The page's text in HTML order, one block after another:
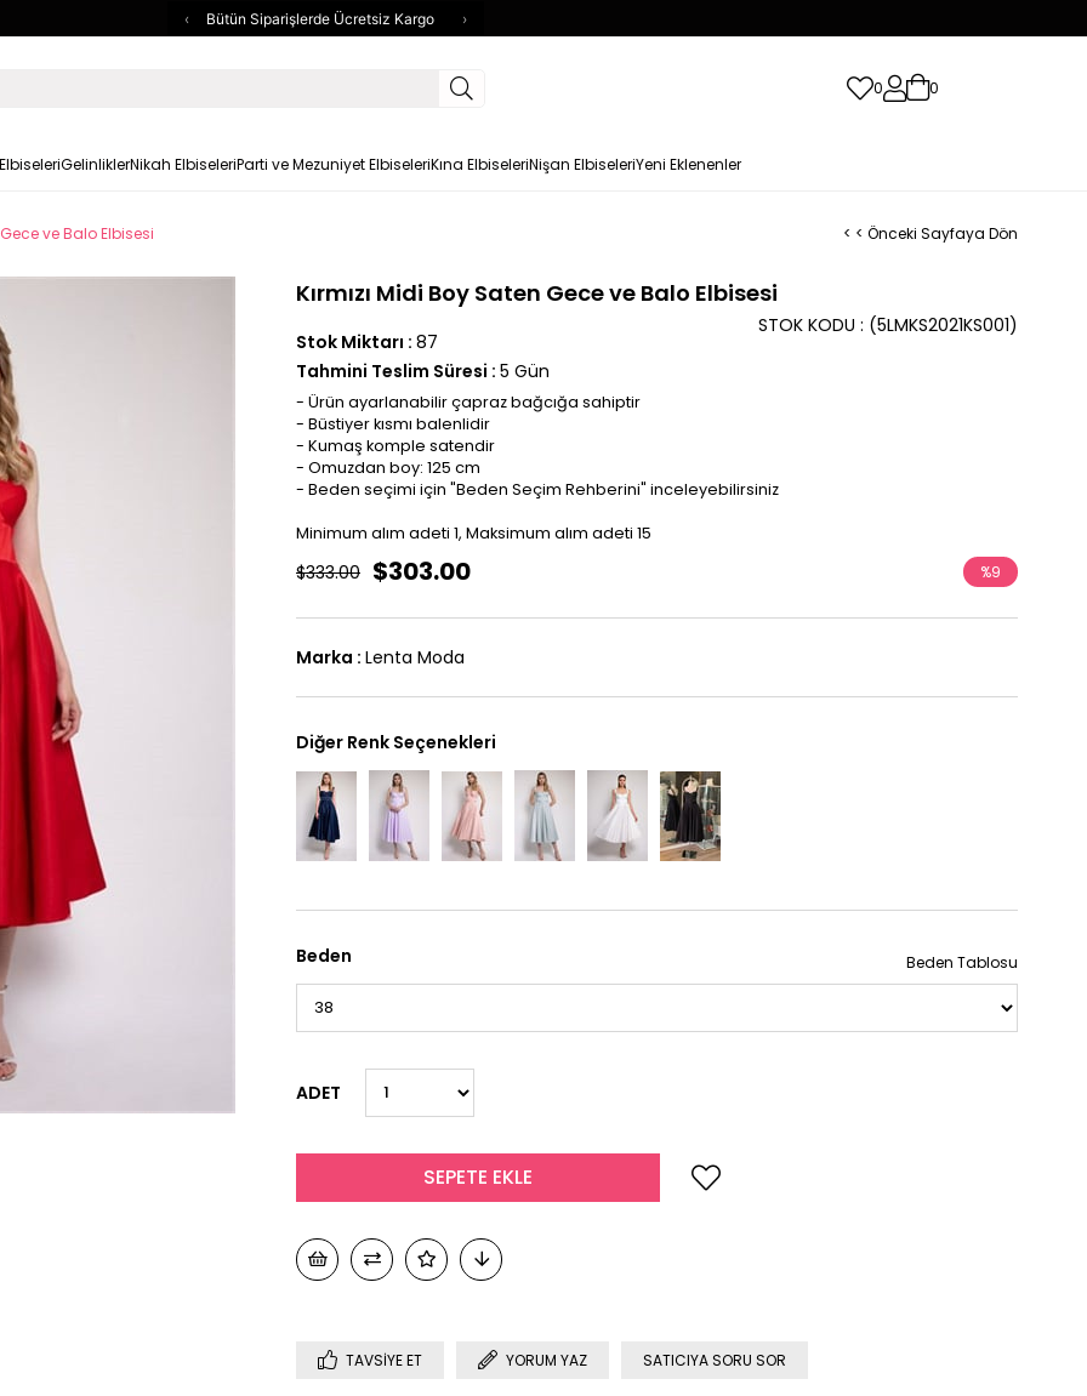
‹ Bütün Siparişlerde Ücretsiz Kargo ›
0 0
GelinliklerNikah ElbiseleriParti ve Mezuniyet ElbiseleriKına ElbiseleriNişan ElbiseleriYeni Eklenenler
ve Balo Elbisesi < < Önceki Sayfaya Dön
Kırmızı Midi Boy Saten Gece ve Balo Elbisesi
(5LMKS2021KS001)
STOK KODU
Stok Miktarı : 87
Tahmini Teslim Süresi : 5 Gün
- Ürün ayarlanabilir çapraz bağcığa sahiptir
- Büstiyer kısmı balenlidir
- Kumaş komple satendir
- Omuzdan boy: 125 cm
- Beden seçimi için "Beden Seçim Rehberini" inceleyebilirsiniz
Minimum alım adeti 1, Maksimum alım adeti 15
$333.00 $303.00 %9
Marka : Lenta Moda
Diğer Renk Seçenekleri
Beden Beden Tablosu
ADET
TAVSIYE ET YORUM YAZ SATICIYA SORU SOR